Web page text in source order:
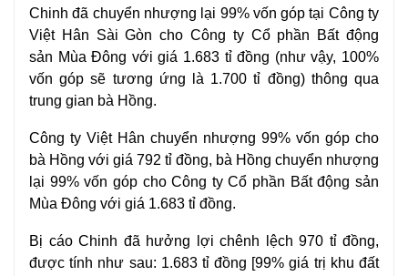
Chinh đã chuyển nhượng lại 99% vốn góp tại Công ty
Việt Hân Sài Gòn cho Công ty Cổ phần
Bất động
sản Mùa Đông với giá 1.683 tỉ đồng (như vậy, 100%
vốn góp sẽ tương ứng là 1.700 tỉ đồng) thông qua
trung gian bà Hồng.
Công ty Việt Hân chuyển nhượng 99% vốn góp cho
bà Hồng với giá 792 tỉ đồng, bà Hồng chuyển nhượng
lại 99% vốn góp cho Công ty Cổ phần Bất động sản
Mùa Đông với giá 1.683 tỉ đồng.
Bị cáo Chinh đã hưởng lợi chênh lệch 970 tỉ đồng,
được tính như sau: 1.683 tỉ đồng [99% giá trị khu đất